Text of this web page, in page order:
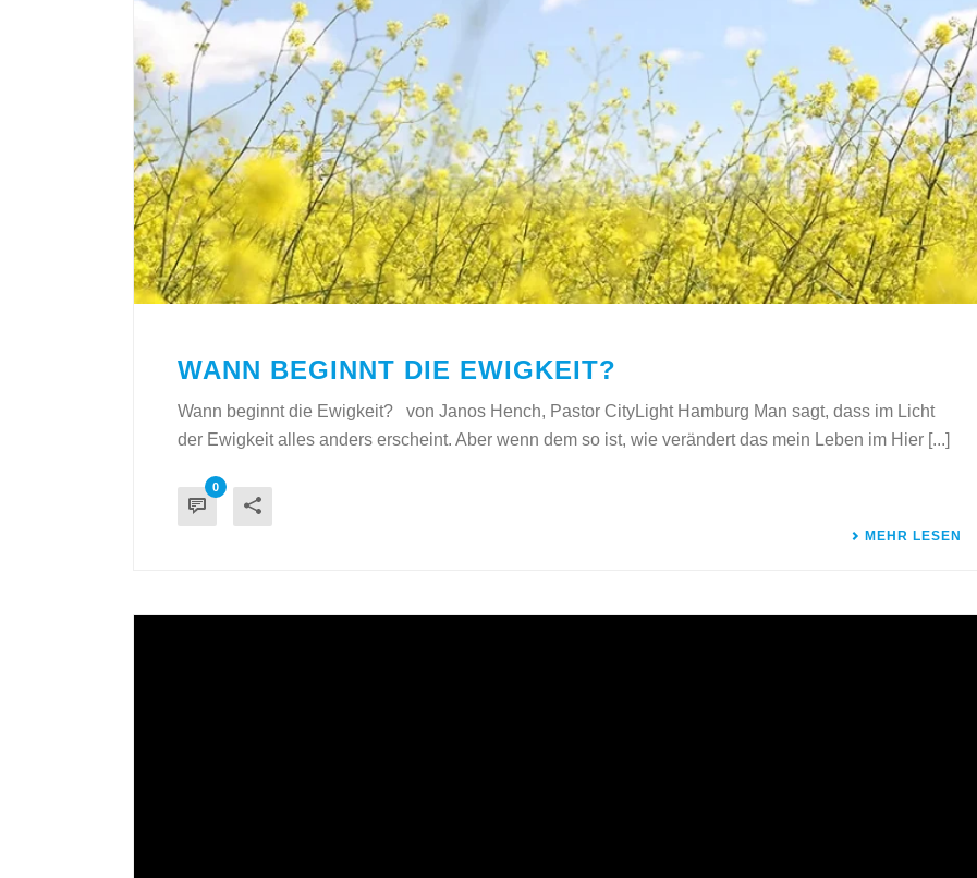
WANN BEGINNT DIE EWIGKEIT?
Wann beginnt die Ewigkeit? von Janos Hench, Pastor CityLight Hamburg Man sagt, dass im Licht
der Ewigkeit alles anders erscheint. Aber wenn dem so ist, wie verändert das mein Leben im Hier [...]
0
MEHR LESEN